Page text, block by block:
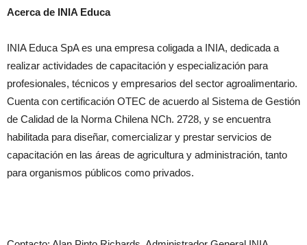
Acerca de INIA Educa
INIA Educa SpA es una empresa coligada a INIA, dedicada a
realizar actividades de capacitación y especialización para
profesionales, técnicos y empresarios del sector agroalimentario.
Cuenta con certificación OTEC de acuerdo al Sistema de Gestión
de Calidad de la Norma Chilena NCh. 2728, y se encuentra
habilitada para diseñar, comercializar y prestar servicios de
capacitación en las áreas de agricultura y administración, tanto
para organismos públicos como privados.